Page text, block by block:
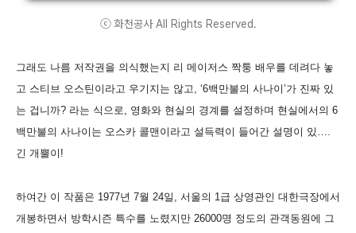
ⓒ 화천공사 All Rights Reserved.
그래도 나름 저작권을 의식했는지 리 메이저스 짝퉁 배우를 데려다 놓
고 스티브 오스틴이라고 우기지는 않고, ‘6백만불의 사나이’가 진짜 있
는 겁니까? 라는 식으로, 영화와 현실의 경계를 설정하며 현실에서의 6
백만불의 사나이는 오스카 콜맨이라고 설득력이 들어간 설명이 있….
긴 개뿔이!
하여간 이 작품은 1977년 7월 24일, 서울의 1급 상영관인 대한극장에서
개봉하면서 방학시즌 특수를 노렸지만 26000명 정도의 관객동원에 그